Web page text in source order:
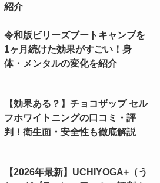
紹介
令和版ビリーズブートキャンプを
1ヶ月続けた効果がすごい！身
体・メンタルの変化を紹介
【効果ある？】チョコザップ セル
フホワイトニングの口コミ・評
判！衛生面・安全性も徹底解説
【2026年最新】UCHIYOGA+（う